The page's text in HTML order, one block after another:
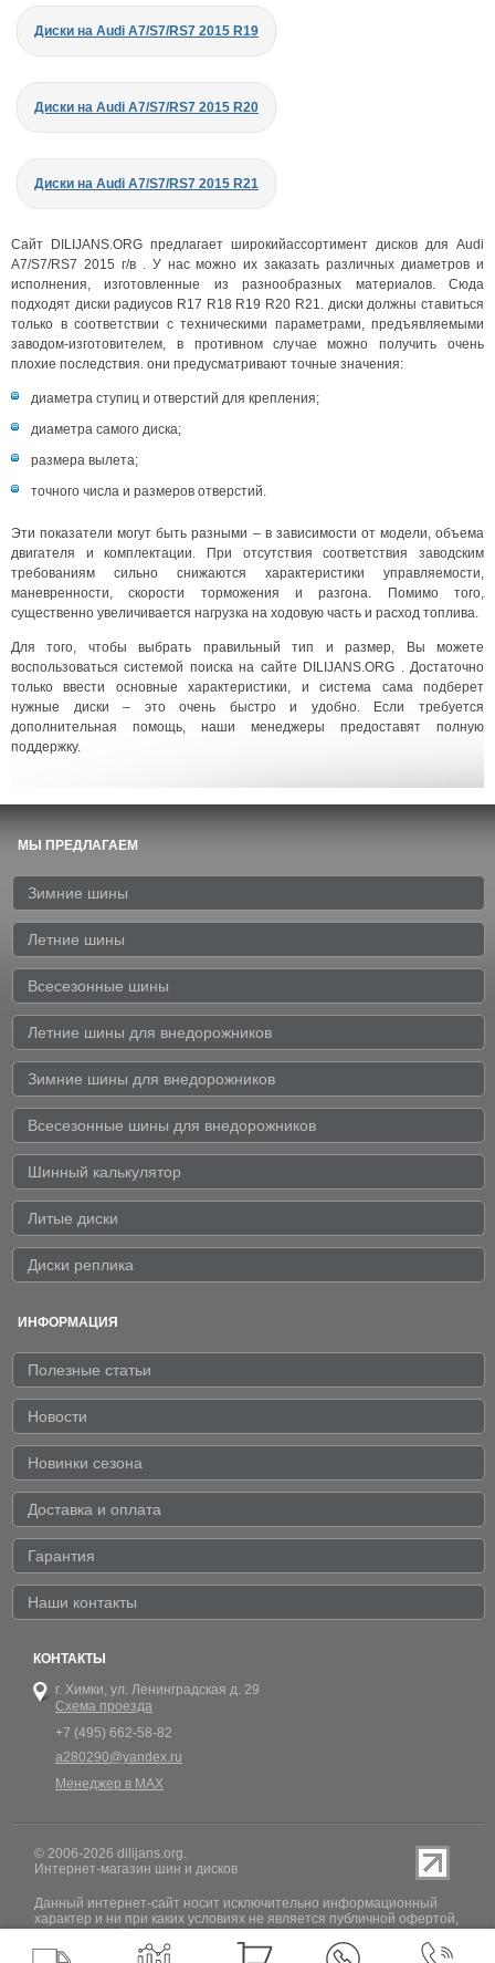
Диски на Audi A7/S7/RS7 2015 R19
Диски на Audi A7/S7/RS7 2015 R20
Диски на Audi A7/S7/RS7 2015 R21
Сайт DILIJANS.ORG предлагает широкийассортимент дисков для Audi
A7/S7/RS7 2015 г/в . У нас можно их заказать различных диаметров и
исполнения, изготовленные из разнообразных материалов. Сюда
подходят диски радиусов R17 R18 R19 R20 R21. диски должны ставиться
только в соответствии с техническими параметрами, предъявляемыми
заводом-изготовителем, в противном случае можно получить очень
плохие последствия. они предусматривают точные значения:
диаметра ступиц и отверстий для крепления;
диаметра самого диска;
размера вылета;
точного числа и размеров отверстий.
Эти показатели могут быть разными – в зависимости от модели, объема
двигателя и комплектации. При отсутствия соответствия заводским
требованиям сильно снижаются характеристики управляемости,
маневренности, скорости торможения и разгона. Помимо того,
существенно увеличивается нагрузка на ходовую часть и расход топлива.
Для того, чтобы выбрать правильный тип и размер, Вы можете
воспользоваться системой поиска на сайте DILIJANS.ORG . Достаточно
только ввести основные характеристики, и система сама подберет
нужные диски – это очень быстро и удобно. Если требуется
дополнительная помощь, наши менеджеры предоставят полную
поддержку.
МЫ ПРЕДЛАГАЕМ
Зимние шины
Летние шины
Всесезонные шины
Летние шины для внедорожников
Зимние шины для внедорожников
Всесезонные шины для внедорожников
Шинный калькулятор
Литые диски
Диски реплика
ИНФОРМАЦИЯ
Полезные статьи
Новости
Новинки сезона
Доставка и оплата
Гарантия
Наши контакты
КОНТАКТЫ
г. Химки, ул. Ленинградская д. 29
Схема проезда
+7 (495) 662-58-82
a280290@yandex.ru
Менеджер в MAX
© 2006-2026 dilijans.org.
Интернет-магазин шин и дисков
Данный интернет-сайт носит исключительно информационный
характер и ни при каких условиях не является публичной офертой,
определяемой положениями Статьи 437 (2) Гражданского кодекса
РФ. Обновление информации о наличии шин и дисков на сайте